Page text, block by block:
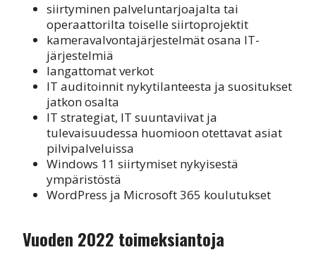
siirtyminen palveluntarjoajalta tai
operaattorilta toiselle siirtoprojektit
kameravalvontajärjestelmät osana IT-
järjestelmiä
langattomat verkot
IT auditoinnit nykytilanteesta ja suositukset
jatkon osalta
IT strategiat, IT suuntaviivat ja
tulevaisuudessa huomioon otettavat asiat
pilvipalveluissa
Windows 11 siirtymiset nykyisestä
ympäristöstä
WordPress ja Microsoft 365 koulutukset
Vuoden 2022 toimeksiantoja